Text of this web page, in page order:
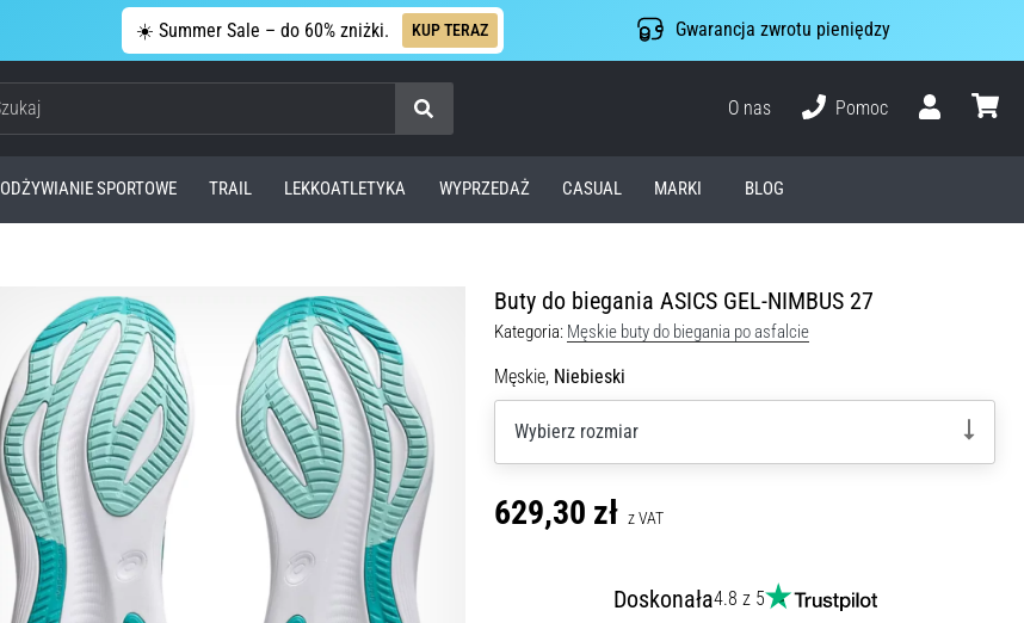
☀️ Summer Sale – do 60% zniżki. KUP TERAZ Gwarancja zwrotu pieniędzy
Szukaj
O nas
Pomoc
ODŻYWIANIE SPORTOWE TRAIL LEKKOATLETYKA WYPRZEDAŻ CASUAL MARKI BLOG
Buty do biegania ASICS GEL-NIMBUS 27
Kategoria: Męskie buty do biegania po asfalcie
Męskie, Niebieski
Wybierz rozmiar
629,30 zł z VAT
Doskonała4.8 z 5